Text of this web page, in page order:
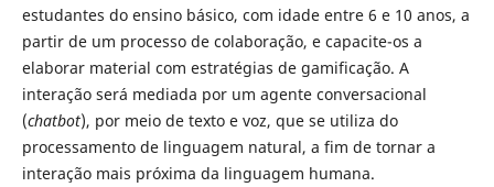
estudantes do ensino básico, com idade entre 6 e 10 anos, a
partir de um processo de colaboração, e capacite-os a
elaborar material com estratégias de gamificação. A
interação será mediada por um agente conversacional
(chatbot), por meio de texto e voz, que se utiliza do
processamento de linguagem natural, a fim de tornar a
interação mais próxima da linguagem humana.